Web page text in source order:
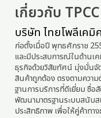
เกี่ยวกับ TPCC
บริษัท ไทยโพลีเคมิ
ก่อตั้งเมื่อปี พุทธศักราช
และมีประสบการณ์ในด้าน
ธุรกิจด้วยวิสัยทัศน์ มุ่งมั่น
สินค้าถูกต้อง ตรงตามควา
ฐานการบริการที่ดีเยี่ยม ซื่อ
พัฒนามาตรฐานระบบสนับ
ประสิทธิภาพ เพื่อให้คู่ค้าทา